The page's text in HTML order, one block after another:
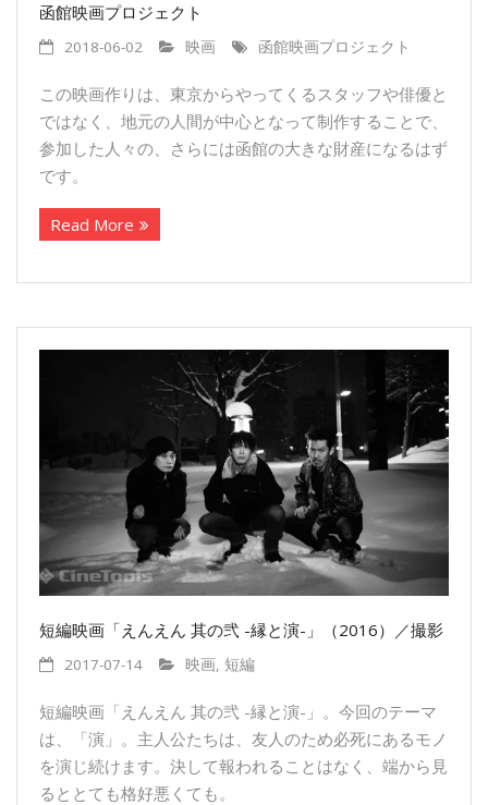
函館映画プロジェクト
2018-06-02 映画 函館映画プロジェクト
この映画作りは、東京からやってくるスタッフや俳優と
ではなく、地元の人間が中心となって制作することで、
参加した人々の、さらには函館の大きな財産になるはず
です。
Read More
短編映画「えんえん 其の弐 -縁と演-」（2016）／撮影
2017-07-14 映画, 短編
短編映画「えんえん 其の弐 -縁と演-」。今回のテーマ
は、「演」。主人公たちは、友人のため必死にあるモノ
を演じ続けます。決して報われることはなく、端から見
るととても格好悪くても。